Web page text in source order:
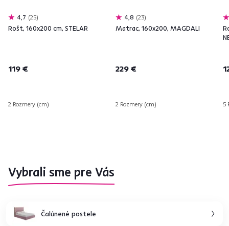
4,7 25
Rošt, 160x200 cm, STELAR
119 €
2 Rozmery (cm)
4,8 23
Matrac, 160x200, MAGDALI
229 €
2 Rozmery (cm) 5
Vybrali sme pre Vás
Čalúnené postele